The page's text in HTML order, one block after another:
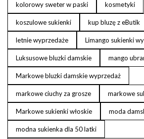
kolorowy sweter w paski kosmetyki
koszulowe sukienki kup bluzę z eButik
letnie wyprzedaże Limango sukienki
Luksusowe bluzki damskie mango
Markowe bluzki damskie wyprzedaż
markowe ciuchy za grosze markowe
Markowe sukienki włoskie moda
modna sukienka dla 50 latki